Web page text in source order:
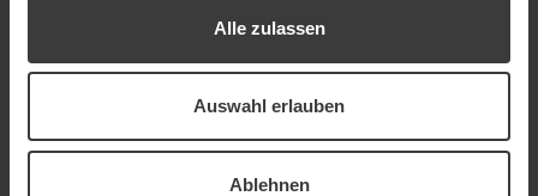
Alle zulassen
Auswahl erlauben
Ablehnen
Phone